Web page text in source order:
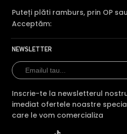
Puteți plăti ramburs, prin OP
Acceptăm:
NEWSLETTER
Inscrie-te la newsletterul
imediat ofertele noastre
care le vom comercializa